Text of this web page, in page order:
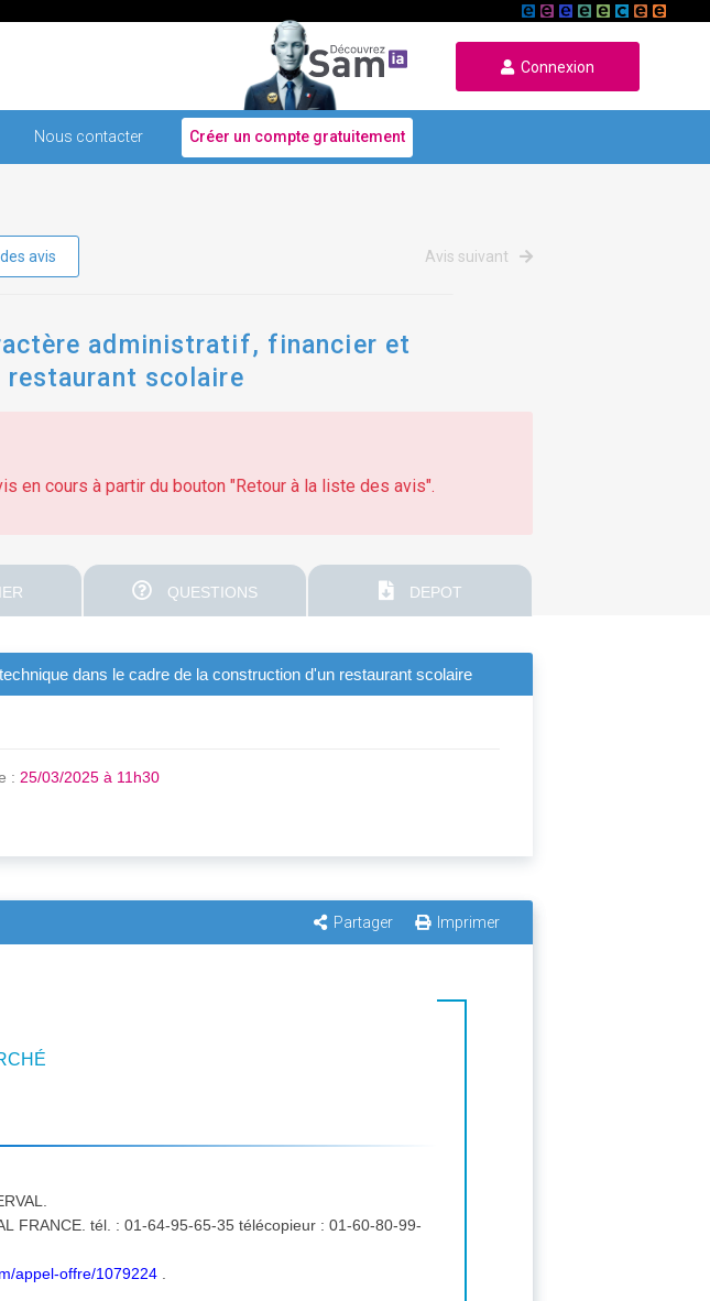
Connexion
Nous contacter Créer un compte gratuitement
avis Avis suivant
administratif, financier et
restaurant scolaire
en cours à partir du bouton "Retour à la liste des avis".
QUESTIONS DEPOT
dans le cadre de la construction d'un restaurant scolaire
:25/03/2025 à 11h30
Partager Imprimer
appel-offre/1079224